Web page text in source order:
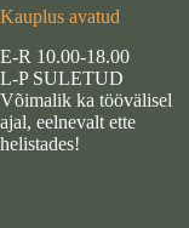
Kauplus avatud
E-R 10.00-18.00
L-P SULETUD
Võimalik ka töövälisel
ajal, eelnevalt ette
helistades!